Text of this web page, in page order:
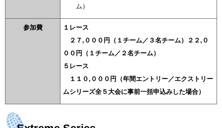
ム）
参加費
１レース
２７,０００円（１チーム／３名チーム）２２,０
００円（１チーム／２名チーム）
５レース
１１０,０００円（年間エントリー／エクストリー
ムシリーズ全５大会に事前一括申込みした場合）